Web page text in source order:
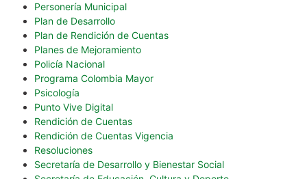
Personería Municipal
Plan de Desarrollo
Plan de Rendición de Cuentas
Planes de Mejoramiento
Policía Nacional
Programa Colombia Mayor
Psicología
Punto Vive Digital
Rendición de Cuentas
Rendición de Cuentas Vigencia
Resoluciones
Secretaría de Desarrollo y Bienestar Social